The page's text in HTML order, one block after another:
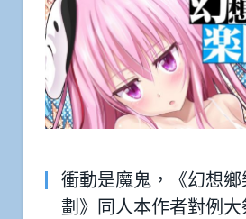
衝動是魔鬼，《幻想鄉
劃》同人本作者對例